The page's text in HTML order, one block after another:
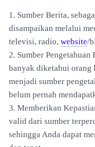
1. Sumber Berita,
disampaikan melalui
televisi, radio, website/
2. Sumber Pengetahuan
banyak diketahui orang
menjadi sumber
belum pernah
3. Memberikan
valid dari sumber
sehingga Anda dapat